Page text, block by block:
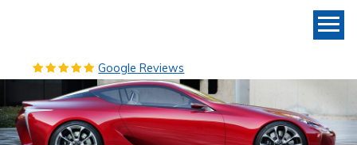
Google Reviews